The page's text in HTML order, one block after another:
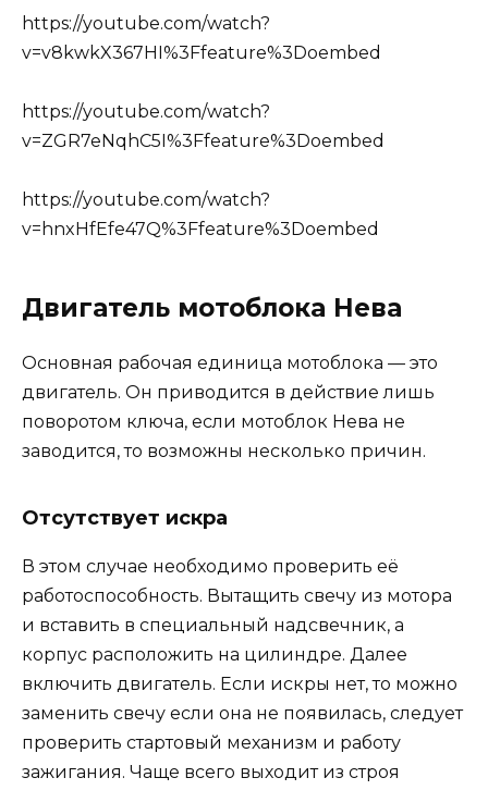
https://youtube.com/watch?
v=v8kwkX367HI%3Ffeature%3Doembed
https://youtube.com/watch?
v=ZGR7eNqhC5I%3Ffeature%3Doembed
https://youtube.com/watch?
v=hnxHfEfe47Q%3Ffeature%3Doembed
Двигатель мотоблока Нева
Основная рабочая единица мотоблока — это
двигатель. Он приводится в действие лишь
поворотом ключа, если мотоблок Нева не
заводится, то возможны несколько причин.
Отсутствует искра
В этом случае необходимо проверить её
работоспособность. Вытащить свечу из мотора
и вставить в специальный надсвечник, а
корпус расположить на цилиндре. Далее
включить двигатель. Если искры нет, то можно
заменить свечу если она не появилась, следует
проверить стартовый механизм и работу
зажигания. Чаще всего выходит из строя